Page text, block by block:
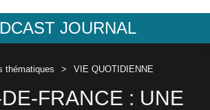
JOURNAL
thématiques > VIE QUOTIDIENNE
FRANCE : UNE